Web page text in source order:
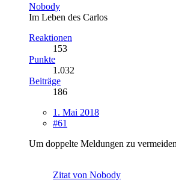
Nobody
Im Leben des Carlos
Reaktionen
153
Punkte
1.032
Beiträge
186
1. Mai 2018
#61
Um doppelte Meldungen zu
Zitat von Nobody